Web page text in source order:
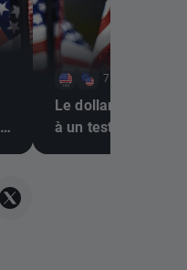
7 août 2026,
Le dollar et le
à un test décisif